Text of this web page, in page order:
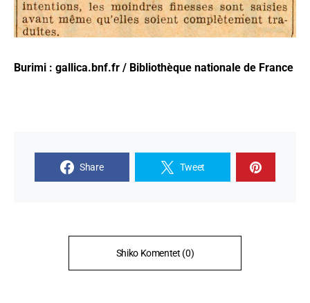
Burimi : gallica.bnf.fr / Bibliothèque nationale de France
Share Tweet
Shiko Komentet (0)